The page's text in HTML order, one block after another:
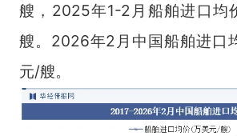
艘，2025年1-2月船舶进口均
艘。2026年2月中国船舶进口
元/艘。